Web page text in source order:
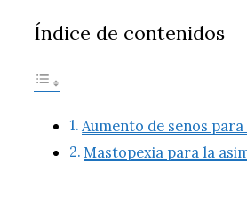
Índice de contenidos
Aumento de senos
Mastopexia para la